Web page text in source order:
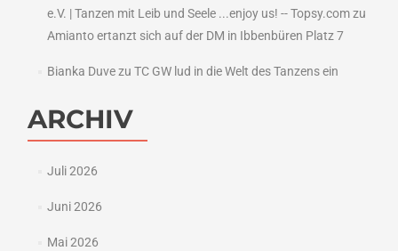
e.V. | Tanzen mit Leib und Seele ...enjoy us! -- Topsy.comzu
Amianto ertanzt sich auf der DM in Ibbenbüren Platz 7
Bianka Duvezu TC GW lud in die Welt des Tanzens ein
ARCHIV
Juli 2026
Juni 2026
Mai 2026